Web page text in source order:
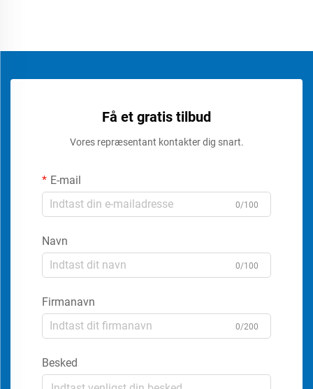
Få et gratis tilbud
Vores repræsentant kontakter dig snart.
E-mail
0/100
Navn
0/100
Firmanavn
0/200
Besked